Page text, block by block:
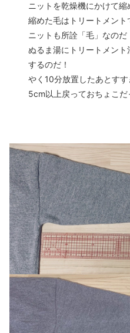
ニットを乾燥機にかけて縮
縮めた毛はトリートメント
ニットも所詮「毛」なのだ
ぬるま湯にトリートメン
するのだ！
やく10分放置したあとすす
5cm以上戻っておちょこだ